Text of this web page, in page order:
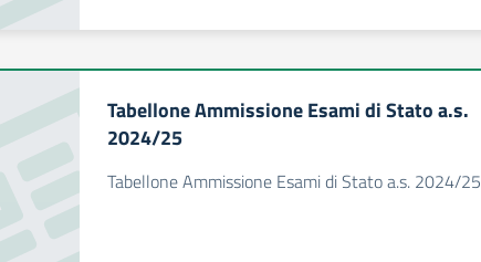
Tabellone Ammissione Esami di Stato a.s.
2024/25
Tabellone Ammissione Esami di Stato a.s. 2024/25